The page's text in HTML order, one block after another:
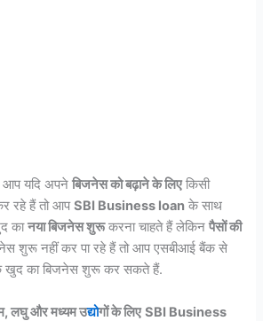
आप यदि अपनेबिजनेस को बढ़ाने के लिएकिसी
रहे हैं तो आपSBI Business loan के साथ
कानया बिजनेस शुरूकरना चाहते हैं लेकिनपैसों की
शुरू नहीं कर पा रहे हैं तो आप एसबीआई बैंक से
खुद का बिजनेस शुरू कर सकते हैं.
लघु और मध्यम उद्योगों के लिए SBI Business